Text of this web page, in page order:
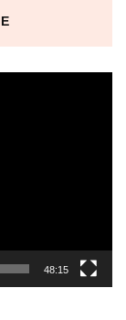
48:15